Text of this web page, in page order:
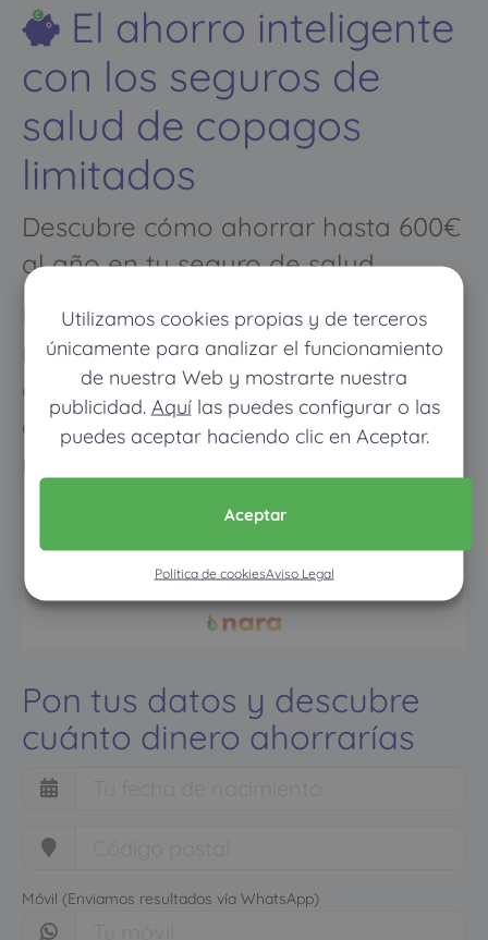
Utilizamos cookies propias y de terceros
únicamente para analizar el funcionamiento
de nuestra Web y mostrarte nuestra
publicidad. Aquílas puedes configurar o las
puedes aceptar haciendo clic en Aceptar.
Aceptar
Política de cookiesAviso Legal
El ahorro inteligente
con los seguros de
salud de copagos
limitados
Descubre cómo ahorrar hasta 600€
al año en tu seguro de salud
Los meses que vayas poco al
médico pagarás muy poco, y
cuando vayas mucho pagarás
como con un seguro médico
normal
Pon tus datos y descubre
cuánto dinero ahorrarías
Móvil (Enviamos resultados vía WhatsApp)